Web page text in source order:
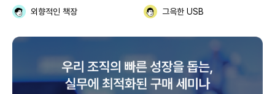
외향적인 책장 그윽한 USB